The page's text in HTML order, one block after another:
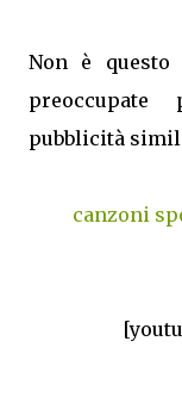
Non è
pubblicità
canzoni